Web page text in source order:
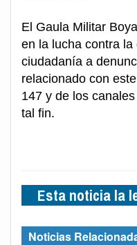
El Gaula Militar
en la lucha contra
ciudadanía a
relacionado con
147 y de los
tal fin.
Esta noticia la
Noticias